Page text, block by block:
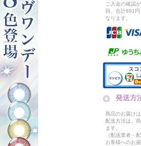
ご入金の確認
回、合計891
なります。
発送方
商品のお届け
配送方法は、
ます。
（配送業者・
お客様へのお